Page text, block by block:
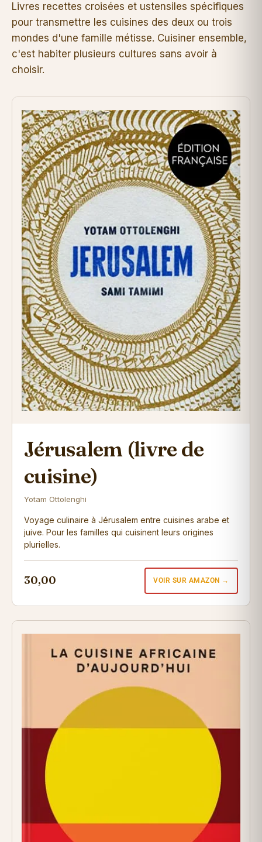
Livres recettes croisées et ustensiles spécifiques
pour transmettre les cuisines des deux ou trois
mondes d'une famille métisse. Cuisiner ensemble,
c'est habiter plusieurs cultures sans avoir à
choisir.
Jérusalem (livre de
cuisine)
Yotam Ottolenghi
Voyage culinaire à Jérusalem entre cuisines arabe et
juive. Pour les familles qui cuisinent leurs origines
plurielles.
30,00 VOIR SUR AMAZON →